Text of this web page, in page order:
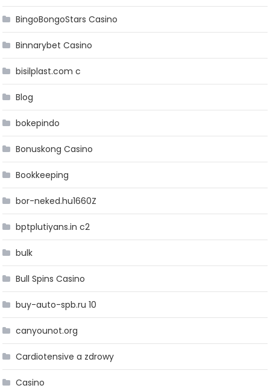
BingoBongoStars Casino
Binnarybet Casino
bisilplast.com c
Blog
bokepindo
Bonuskong Casino
Bookkeeping
bor-neked.hu1660Z
bptplutiyans.in c2
bulk
Bull Spins Casino
buy-auto-spb.ru 10
canyounot.org
Cardiotensive a zdrowy
Casino